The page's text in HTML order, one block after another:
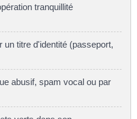
tranquillité
un titre d'identité (passeport,
abusif, spam vocal ou par